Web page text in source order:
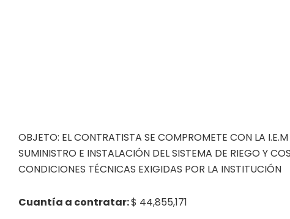
OBJETO: EL CONTRATISTA SE COMPROMETE CON LA
SUMINISTRO E INSTALACIÓN DEL SISTEMA DE RIEGO Y
CONDICIONES TÉCNICAS EXIGIDAS POR LA INSTITUCIÓN
Cuantía a contratar:$ 44,855,171